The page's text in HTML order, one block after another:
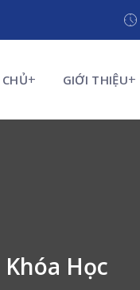
GIỚI THIỆU
Khóa Học